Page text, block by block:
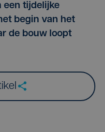
een tijdelijke
begin van het
de bouw loopt